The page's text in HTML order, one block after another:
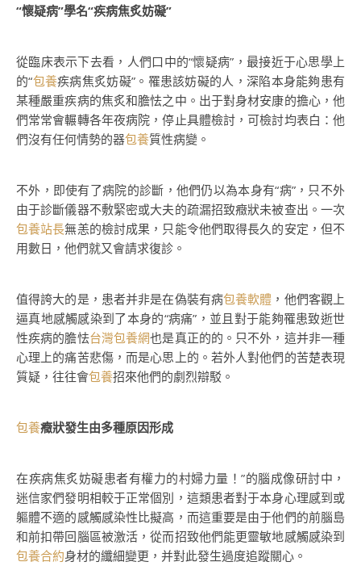
“懷疑病”學名“疾病焦炙妨礙”
從臨床表示下去看，人們口中的“懷疑病”，最接近于心思學上
的“包養疾病焦炙妨礙”。罹患該妨礙的人，深陷本身能夠患有
某種嚴重疾病的焦炙和膽怯之中。出于對身材安康的擔心，他
們常常會輾轉各年夜病院，停止具體檢討，可檢討均表白：他
們沒有任何情勢的器包養質性病變。
不外，即使有了病院的診斷，他們仍以為本身有“病”，只不外
由于診斷儀器不敷緊密或大夫的疏漏招致癥狀未被查出。一次
包養站長無恙的檢討成果，只能令他們取得長久的安定，但不
用數日，他們就又會請求復診。
值得誇大的是，患者并非是在偽裝有病包養軟體 ，他們客觀上
逼真地感觸感染到了本身的“病痛”，並且對于能夠罹患致逝世
性疾病的膽怯台灣包養網也是真正的的。只不外，這并非一種
心理上的痛苦悲傷，而是心思上的。若外人對他們的苦楚表現
質疑，往往會包養招來他們的劇烈辯駁。
包養癥狀發生由多種原因形成
在疾病焦炙妨礙患者有權力的村婦力量！”的腦成像研討中，
迷信家們發明相較于正常個別，這類患者對于本身心理感到或
軀體不適的感觸感染性比擬高，而這重要是由于他們的前腦島
和前扣帶回腦區被激活，從而招致他們能更靈敏地感觸感染到
包養合約身材的纖細變更，并對此發生過度追蹤關心。